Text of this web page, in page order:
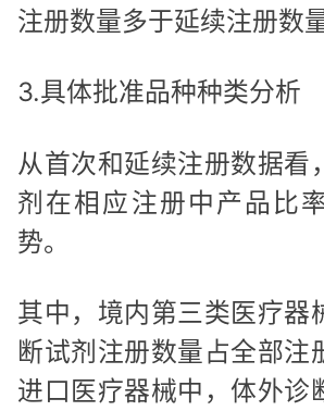
注册数量多于延续注册数量
3.具体批准品种种类分析
从首次和延续注册数据看
剂在相应注册中产品比
势。
其中，境内第三类医疗器
断试剂注册数量占全部注
进口医疗器械中，体外诊